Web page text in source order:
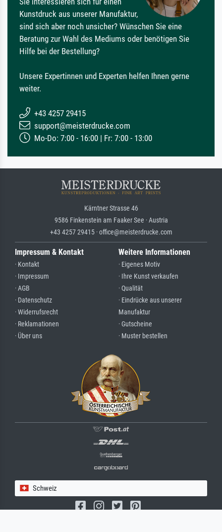
Kunstdruck aus unserer Manufaktur,
sind sich aber noch unsicher? Wünschen Sie eine
Beratung zur Wahl des Mediums oder benötigen Sie
Hilfe bei der Bestellung?
Unsere Expertinnen und Experten helfen Ihnen gerne
weiter.
+43 4257 29415
support@meisterdrucke.com
Mo-Do: 7:00 - 16:00 | Fr: 7:00 - 13:00
Kärntner Strasse 46
9586 Finkenstein am Faaker See · Austria
+43 4257 29415 · office@meisterdrucke.com
Impressum & Kontakt
· Kontakt
· Impressum
· AGB
· Datenschutz
· Widerrufsrecht
· Reklamationen
· Über uns
Weitere Informationen
· Eigenes Motiv
· Ihre Kunst verkaufen
· Qualität
· Eindrücke aus unserer
Manufaktur
· Gutscheine
· Muster bestellen
Schweiz